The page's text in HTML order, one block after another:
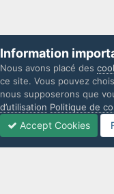
Information
Nous avons placé des
ce site. Vous pouvez
nous supposerons que
d’utilisation Politique de
Accept Cookies
Non lues